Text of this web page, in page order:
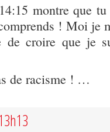
montre que
! Moi je
de croire que je
de racisme ! …